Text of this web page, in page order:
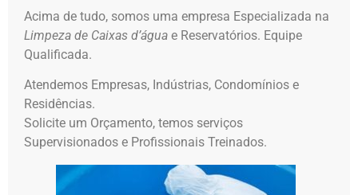
Acima de tudo, somos uma empresa Especializada na
Limpeza de Caixas d’água e Reservatórios. Equipe
Qualificada.
Atendemos Empresas, Indústrias, Condomínios e
Residências.
Solicite um Orçamento, temos serviços
Supervisionados e Profissionais Treinados.